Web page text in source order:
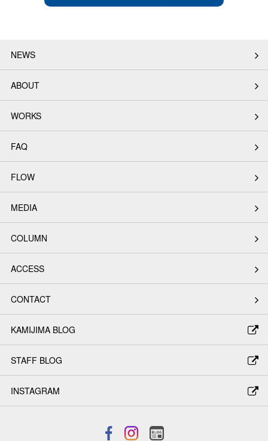
NEWS
ABOUT
WORKS
FAQ
FLOW
MEDIA
COLUMN
ACCESS
CONTACT
KAMIJIMA BLOG
STAFF BLOG
INSTAGRAM